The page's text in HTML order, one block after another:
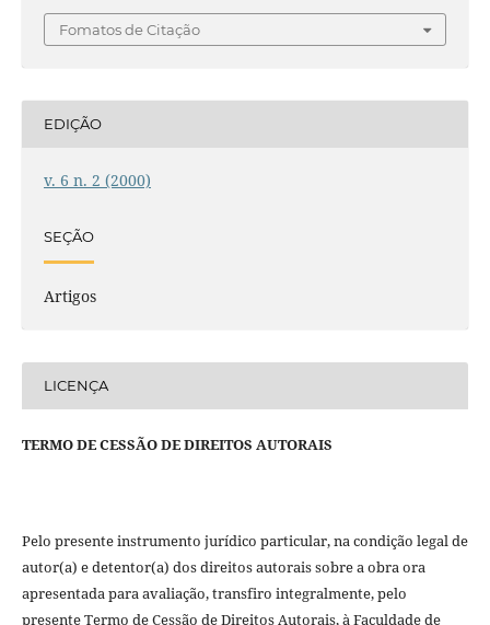
Fomatos de Citação
EDIÇÃO
v. 6 n. 2 (2000)
SEÇÃO
Artigos
LICENÇA
TERMO DE CESSÃO DE DIREITOS AUTORAIS
Pelo presente instrumento jurídico particular, na condição legal de
autor(a) e detentor(a) dos direitos autorais sobre a obra ora
apresentada para avaliação, transfiro integralmente, pelo
presente Termo de Cessão de Direitos Autorais, à Faculdade de